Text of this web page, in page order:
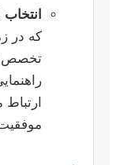
که در
تخصص